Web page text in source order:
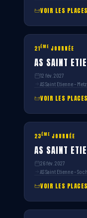
VOIR LES PLACES
21ÈME JOURNÉE
AS SAINT
12 fév. 2027
AS Saint Etienne – Metz
VOIR LES PLACES
23ÈME JOURNÉE
AS SAINT
26 fév. 2027
AS Saint Etienne –
VOIR LES PLACES